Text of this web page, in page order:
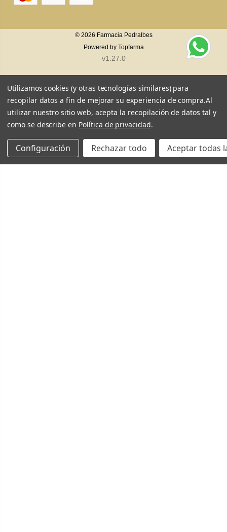
© 2026 Farmacia Pedralbes
Powered by Topfarma
v1.27.0
Utilizamos cookies (y otras tecnologías similares) para
recopilar datos a fin de mejorar su experiencia de compra.Al
utilizar nuestro sitio web, acepta la recopilación de datos tal y
como se describe en Política de privacidad.
Configuración Rechazar todo Aceptar todas